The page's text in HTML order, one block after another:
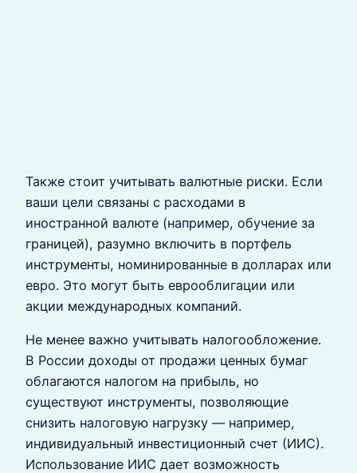
Также стоит учитывать валютные риски. Если
ваши цели связаны с расходами в
иностранной валюте (например, обучение за
границей), разумно включить в портфель
инструменты, номинированные в долларах или
евро. Это могут быть еврооблигации или
акции международных компаний.
Не менее важно учитывать налогообложение.
В России доходы от продажи ценных бумаг
облагаются налогом на прибыль, но
существуют инструменты, позволяющие
снизить налоговую нагрузку — например,
индивидуальный инвестиционный счет (ИИС).
Использование ИИС дает возможность